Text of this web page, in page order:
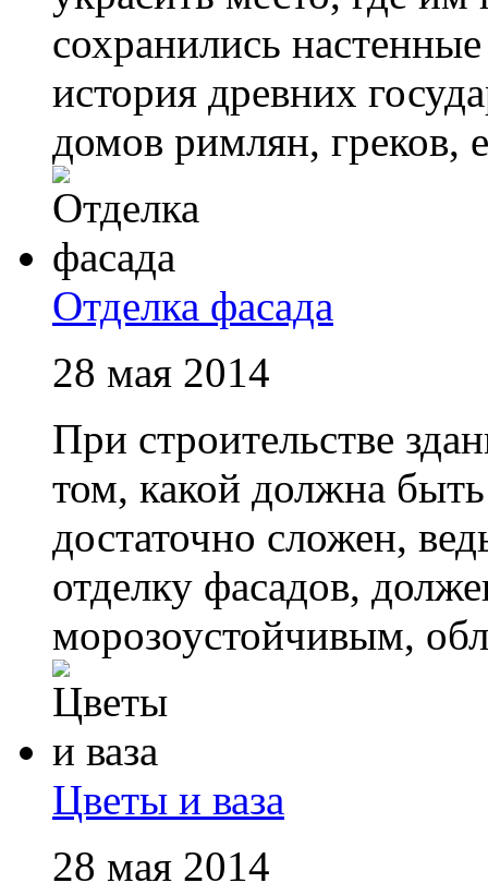
сохранились
история древних
домов римлян, греков,
Отделка фасада
28 мая 2014
При строительстве
том, какой должна
достаточно сложен,
отделку фасадов,
морозоустойчивым,
Цветы и ваза
28 мая 2014